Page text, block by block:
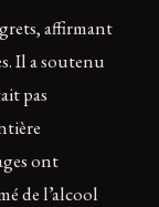
affirmant
Il a soutenu
pas
ont
de l’alcool